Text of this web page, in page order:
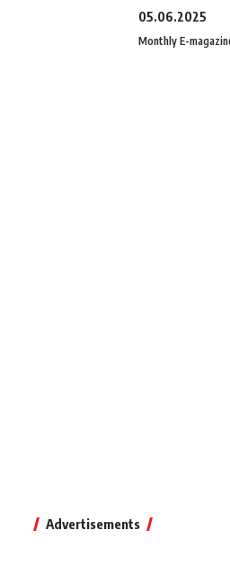
05.06.2025
Monthly E-
Advertisements